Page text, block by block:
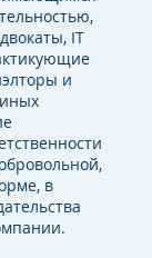
IT
и
в